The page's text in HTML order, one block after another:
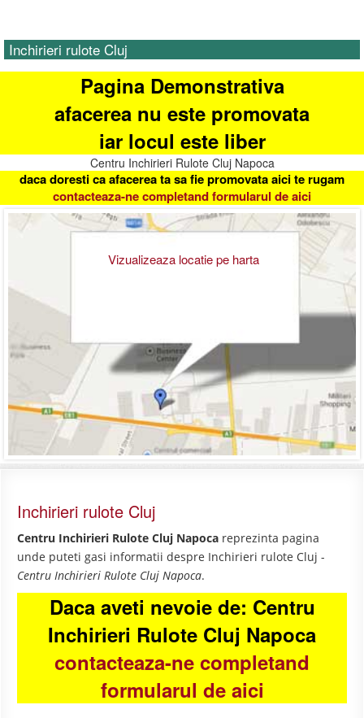
Inchirieri rulote Cluj
Pagina Demonstrativa
afacerea nu este promovata
iar locul este liber
Centru Inchirieri Rulote Cluj Napoca
daca doresti ca afacerea ta sa fie promovata aici te rugam
contacteaza-ne completand formularul de aici
Vizualizeaza locatie pe harta
Inchirieri rulote Cluj
Centru Inchirieri Rulote Cluj Napoca reprezinta pagina
unde puteti gasi informatii despre Inchirieri rulote Cluj -
Centru Inchirieri Rulote Cluj Napoca.
Daca aveti nevoie de: Centru
Inchirieri Rulote Cluj Napoca
contacteaza-ne completand
formularul de aici